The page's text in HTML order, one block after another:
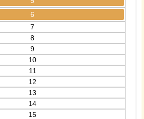
6
7
8
9
10
11
12
13
14
15